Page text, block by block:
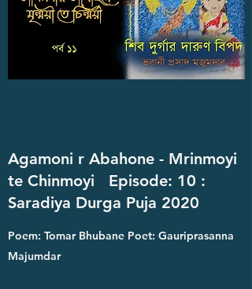
Agamoni r Abahone - Mrinmoyi
te Chinmoyi Episode: 10 :
Saradiya Durga Puja 2020
Poem: Tomar Bhubane Poet: Gauriprasanna
Majumdar